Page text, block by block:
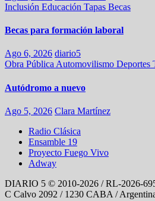
Inclusión Educación Tapas Becas
Becas para formación laboral
Ago 6, 2026 diario5
Obra PúblicaAutomovilismo Deportes
Autódromo a nuevo
Ago 5, 2026 Clara Martínez
Radio Clásica
Ensamble 19
Proyecto Fuego Vivo
Adway
DIARIO 5 © 2010-2026 / RL-2026-
C Calvo 2092 / 1230 CABA /